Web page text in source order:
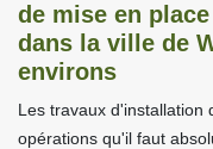
de mise en
dans la ville de
environs
Les travaux d'installation
opérations qu'il faut